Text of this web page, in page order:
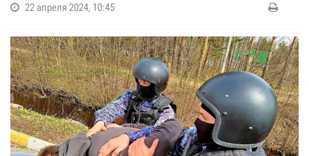
22 апреля 2024, 10:45